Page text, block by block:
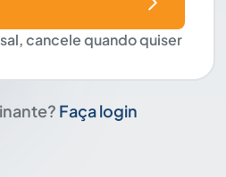
cancele quando quiser
Faça login